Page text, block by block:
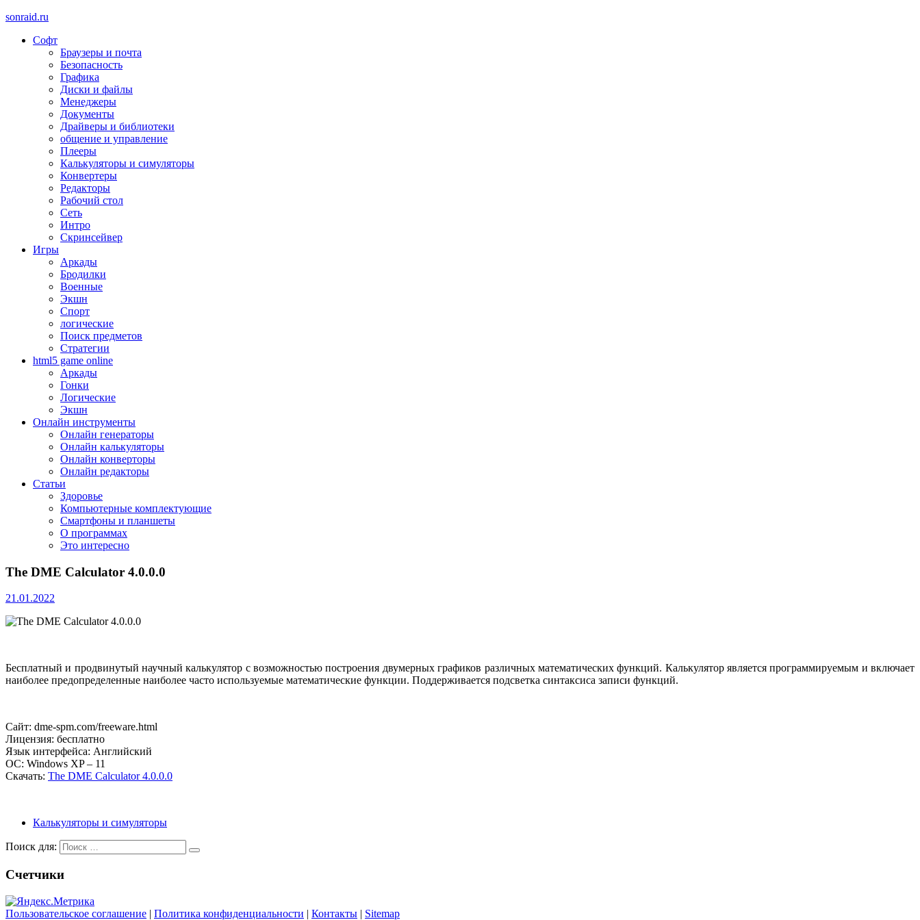
sonraid.ru
Скачивай программы, мини игры
Софт
Браузеры и почта
Безопасность
Графика
Диски и файлы
Менеджеры
Документы
Драйверы и библиотеки
общение и управление
Плееры
Калькуляторы и симуляторы
Конвертеры
Редакторы
Рабочий стол
Сеть
Интро
Скринсейвер
Игры
Аркады
Бродилки
Военные
Экшн
Спорт
логические
Поиск предметов
Стратегии
html5 game online
Аркады
Гонки
Логические
Экшн
Онлайн инструменты
Онлайн генераторы
Онлайн калькуляторы
Онлайн конверторы
Онлайн редакторы
Статьи
Здоровье
Компьютерные комплектующие
Смартфоны и планшеты
О программах
Это интересно
The DME Calculator 4.0.0.0
21.01.2022
Бесплатный и продвинутый научный калькулятор с возможностью построения двумерных графиков различных математических функций. Калькулятор является программируемым и включает
наиболее предопределенные наиболее часто используемые математические функции. Поддерживается подсветка синтаксиса записи функций.
Сайт: dme-spm.com/freeware.html
Лицензия: бесплатно
Язык интерфейса: Английский
ОС: Windows XP – 11
Скачать: The DME Calculator 4.0.0.0
Калькуляторы и симуляторы
Поиск для:
Счетчики
Пользовательское соглашение | Политика конфиденциальности | Контакты | Sitemap